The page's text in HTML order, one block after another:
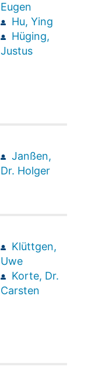
Eugen
Hu, Ying
Hüging,
Justus
Janßen,
Dr. Holger
Klüttgen,
Uwe
Korte, Dr.
Carsten